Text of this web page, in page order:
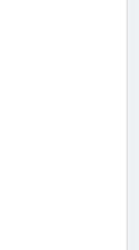
BTP FX
BTP FX
BTP FX